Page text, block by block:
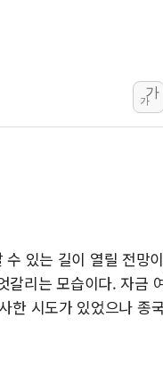
폐기물 수거하다
서울 중랑구 주택가
인천서 말다툼 중
'화합' 꺼낸 김민석
李대통령, ISA 개
가
가
있는 길이 열릴 전망
갈리는 모습이다. 자금
한 시도가 있었으나 종